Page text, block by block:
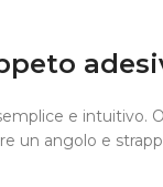
e intuitivo.
un angolo e